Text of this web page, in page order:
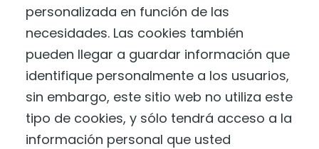
personalizada en función de las
necesidades. Las cookies también
pueden llegar a guardar información que
identifique personalmente a los usuarios,
sin embargo, este sitio web no utiliza este
tipo de cookies, y sólo tendrá acceso a la
información personal que usted